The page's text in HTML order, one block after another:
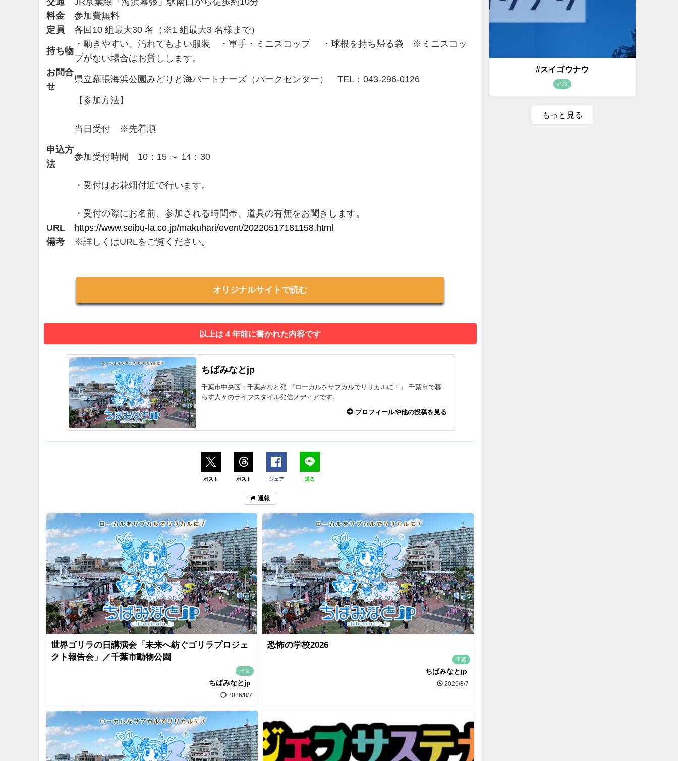
料金
参加費無料
定員
各回10 組最大30 名（※1 組最大3 名様まで）
持ち物
・動きやすい、汚れてもよい服装 ・軍手・ミニスコップ ・球根を持ち帰る袋 ※ミニスコッ
プがない場合はお貸しします。
お問合
せ
県立幕張海浜公園みどりと海パートナーズ（パークセンター） TEL：043-296-0126
申込方
法
【参加方法】
当日受付 ※先着順
参加受付時間 10：15 ～ 14：30
・受付はお花畑付近で行います。
・受付の際にお名前、参加される時間帯、道具の有無をお聞きします。
URL
https://www.seibu-la.co.jp/makuhari/event/20220517181158.html
備考
※詳しくはURLをご覧ください。
オリジナルサイトで読む
以上は 4 年前に書かれた内容です
ちばみなとjp
千葉市中央区・千葉みなと発 『ローカルをサブカルでリリカルに！』 千葉市で暮
らす人々のライフスタイル発信メディアです。
プロフィールや他の投稿を見る
ポスト ポスト シェア 送る
通報
世界ゴリラの日講演会「未来へ紡ぐゴリラプロジェ
クト報告会」／千葉市動物公園
千葉
ちばみなとjp
2026/8/7
恐怖の学校2026
千葉
ちばみなとjp
2026/8/7
#スイゴウナウ
香取
もっと見る